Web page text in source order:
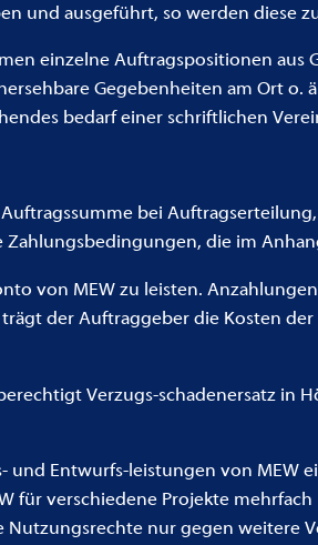
und ausgeführt, so werden diese
einzelne Auftragspositionen
Gegebenheiten am Ort o.
bedarf einer schriftlichen
bei
die im
von MEW zu leisten.
der Auftraggeber die Kosten
Verzugs-schadenersatz in
und Entwurfs-leistungen von MEW
für verschiedene Projekte
nur gegen weitere